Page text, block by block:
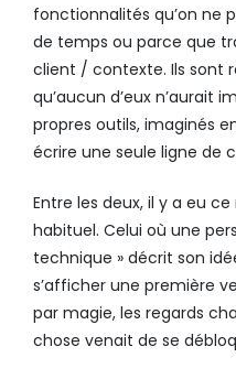
fonctionnalités qu’on ne
de temps ou parce que
client / contexte. Ils sont
qu’aucun d’eux n’aurait
propres outils, imaginés
écrire une seule ligne de
Entre les deux, il y a eu
habituel. Celui où une
technique » décrit son
s’afficher une première
par magie, les regards
chose venait de se